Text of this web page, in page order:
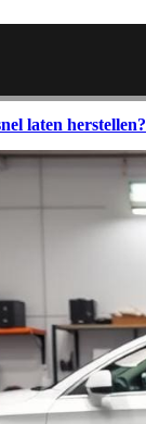
laten herstellen?